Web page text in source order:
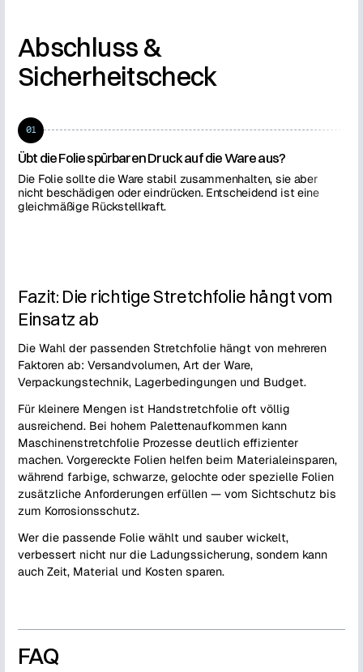
Abschluss &
Sicherheitscheck
01
Übt die Folie spürbaren Druck auf die Ware aus?
Die Folie sollte die Ware stabil zusammenhalten, sie aber
nicht beschädigen oder eindrücken. Entscheidend ist eine
gleichmäßige Rückstellkraft.
Fazit: Die richtige Stretchfolie hängt vom
Einsatz ab
Die Wahl der passenden Stretchfolie hängt von mehreren
Faktoren ab: Versandvolumen, Art der Ware,
Verpackungstechnik, Lagerbedingungen und Budget.
Für kleinere Mengen ist Handstretchfolie oft völlig
ausreichend. Bei hohem Palettenaufkommen kann
Maschinenstretchfolie Prozesse deutlich effizienter
machen. Vorgereckte Folien helfen beim Materialeinsparen,
während farbige, schwarze, gelochte oder spezielle Folien
zusätzliche Anforderungen erfüllen — vom Sichtschutz bis
zum Korrosionsschutz.
Wer die passende Folie wählt und sauber wickelt,
verbessert nicht nur die Ladungssicherung, sondern kann
auch Zeit, Material und Kosten sparen.
FAQ